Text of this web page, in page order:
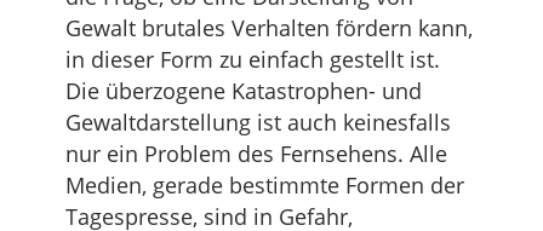
Gewalt brutales Verhalten fördern kann,
in dieser Form zu einfach gestellt ist.
Die überzogene Katastrophen- und
Gewaltdarstellung ist auch keinesfalls
nur ein Problem des Fernsehens. Alle
Medien, gerade bestimmte Formen der
Tagespresse, sind in Gefahr,